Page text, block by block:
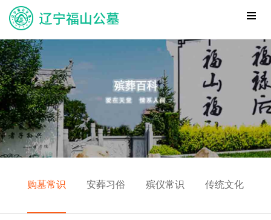
购墓常识 安葬习俗 殡仪常识 传统文化